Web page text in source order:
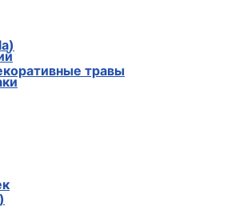
травы